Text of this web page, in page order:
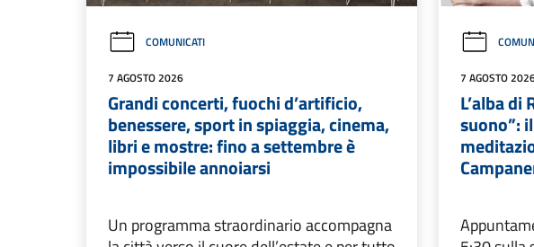
COMUNICATI
7 AGOSTO 2026
Grandi concerti, fuochi d’artificio,
benessere, sport in spiaggia, cinema,
libri e mostre: fino a settembre è
impossibile annoiarsi
Un programma straordinario accompagna
7 AGOSTO
L’alba
suono”: